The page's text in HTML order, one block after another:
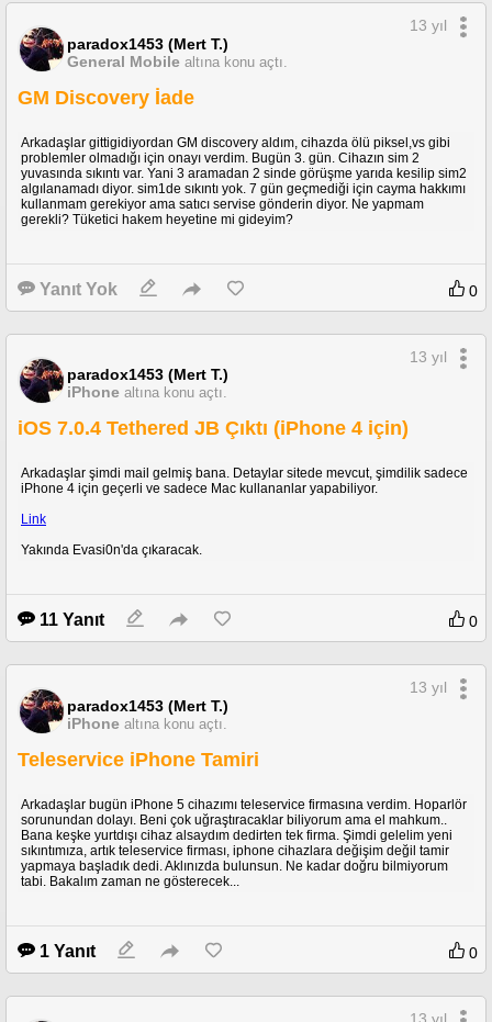
paradox1453 (Mert T.)
General Mobile altına konu açtı.
13 yıl
GM Discovery İade
Arkadaşlar gittigidiyordan GM discovery aldım, cihazda ölü piksel,vs gibi
problemler olmadığı için onayı verdim. Bugün 3. gün. Cihazın sim 2
yuvasında sıkıntı var. Yani 3 aramadan 2 sinde görüşme yarıda kesilip sim2
algılanamadı diyor. sim1de sıkıntı yok. 7 gün geçmediği için cayma hakkımı
kullanmam gerekiyor ama satıcı servise gönderin diyor. Ne yapmam
gerekli? Tüketici hakem heyetine mi gideyim?
Yanıt Yok 0
paradox1453 (Mert T.)
iPhone altına konu açtı.
13 yıl
iOS 7.0.4 Tethered JB Çıktı (iPhone 4 için)
Arkadaşlar şimdi mail gelmiş bana. Detaylar sitede mevcut, şimdilik sadece
iPhone 4 için geçerli ve sadece Mac kullananlar yapabiliyor.
Link
Yakında Evasi0n'da çıkaracak.
11 Yanıt 0
paradox1453 (Mert T.)
iPhone altına konu açtı.
13 yıl
Teleservice iPhone Tamiri
Arkadaşlar bugün iPhone 5 cihazımı teleservice firmasına verdim. Hoparlör
sorunundan dolayı. Beni çok uğraştıracaklar biliyorum ama el mahkum..
Bana keşke yurtdışı cihaz alsaydım dedirten tek firma. Şimdi gelelim yeni
sıkıntımıza, artık teleservice firması, iphone cihazlara değişim değil tamir
yapmaya başladık dedi. Aklınızda bulunsun. Ne kadar doğru bilmiyorum
tabi. Bakalım zaman ne gösterecek...
1 Yanıt 0